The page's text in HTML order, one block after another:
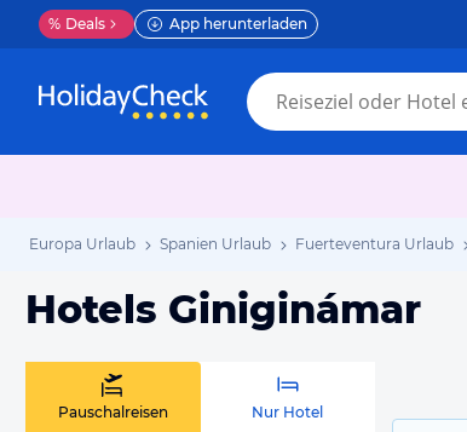
% Deals App herunterladen
Europa Urlaub Spanien Urlaub Fuerteventura Urlaub
Hotels Giniginámar
Pauschalreisen Nur Hotel